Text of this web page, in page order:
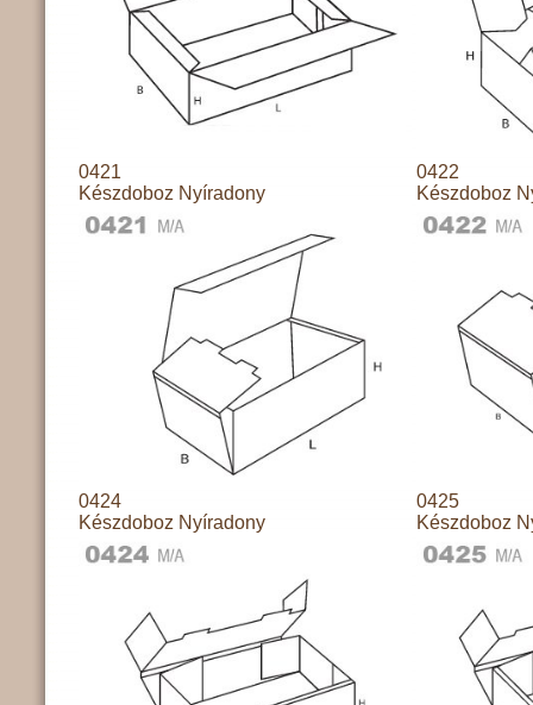
0421
Készdoboz Nyíradony
0422
Készdoboz
0424
Készdoboz Nyíradony
0425
Készdoboz